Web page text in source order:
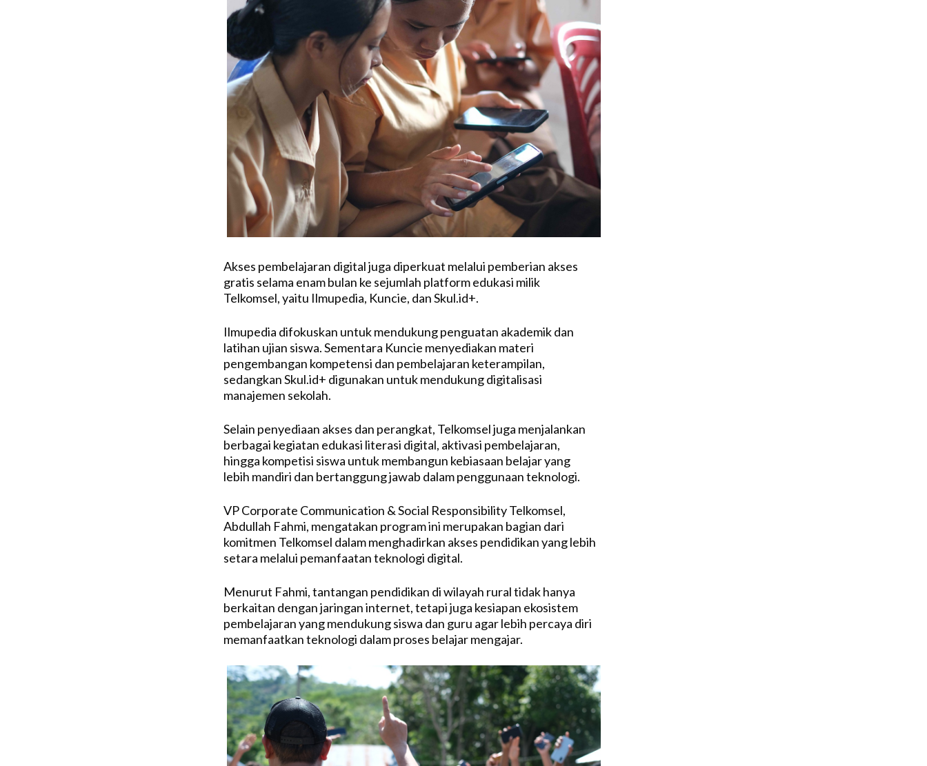
Akses pembelajaran digital juga diperkuat melalui pemberian akses
gratis selama enam bulan ke sejumlah platform edukasi milik
Telkomsel, yaitu Ilmupedia, Kuncie, dan Skul.id+.
Ilmupedia difokuskan untuk mendukung penguatan akademik dan
latihan ujian siswa. Sementara Kuncie menyediakan materi
pengembangan kompetensi dan pembelajaran keterampilan,
sedangkan Skul.id+ digunakan untuk mendukung digitalisasi
manajemen sekolah.
Selain penyediaan akses dan perangkat, Telkomsel juga menjalankan
berbagai kegiatan edukasi literasi digital, aktivasi pembelajaran,
hingga kompetisi siswa untuk membangun kebiasaan belajar yang
lebih mandiri dan bertanggung jawab dalam penggunaan teknologi.
VP Corporate Communication & Social Responsibility Telkomsel,
Abdullah Fahmi, mengatakan program ini merupakan bagian dari
komitmen Telkomsel dalam menghadirkan akses pendidikan yang lebih
setara melalui pemanfaatan teknologi digital.
Menurut Fahmi, tantangan pendidikan di wilayah rural tidak hanya
berkaitan dengan jaringan internet, tetapi juga kesiapan ekosistem
pembelajaran yang mendukung siswa dan guru agar lebih percaya diri
memanfaatkan teknologi dalam proses belajar mengajar.